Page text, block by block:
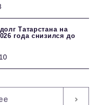
Татарстана на
года снизился до